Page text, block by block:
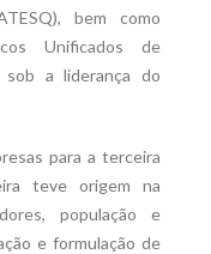
bem como
Unificados de
sob a liderança do
para a terceira
teve origem na
população e
e formulação de